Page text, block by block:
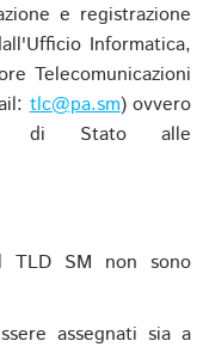
e registrazione
Informatica,
Telecomunicazioni
tlc@pa.sm) ovvero
di Stato alle
SM non sono
assegnati sia a